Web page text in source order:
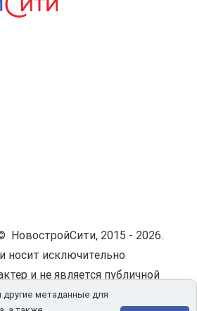
НовостройСити, 2015 - 2026.
носит исключительно
и не является публичной
соглашение.
метаданные для